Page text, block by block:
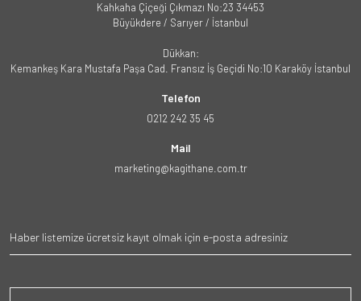
Kahkaha Çiçeği Çıkmazı No:23 34453
Büyükdere / Sarıyer / İstanbul
Dükkan:
Kemankeş Kara Mustafa Paşa Cad. Fransız İş Geçidi No:10 Karaköy İstanbul
Telefon
0212 242 35 45
Mail
marketing@kagithane.com.tr